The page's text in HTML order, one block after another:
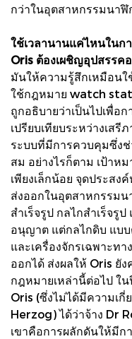
กว่าในอุตสาหกรรมนาฬิ
ใช้เวลานานแค่ไหนในก
Oris ต้องเผชิญอุปสรรค
มันให้ความรู้สึกเหมือนใ
ใช้กฎหมาย watch
ถูกอธิบายว่าเป็นไปเพื่อ
เปรียบเทียบระหว่างเส
ระบบที่มีการควบคุมซึ่งช่
สม อย่างไรก็ตาม เป้าห
เพียงเล็กน้อย จุดประส
ส่งออกในอุตสาหกรรม
สำเร็จรูป กลไกสำเร็จรู
อนุญาต แต่กลไกดิบ แบ
และเครื่องจักรเฉพาะท
ออกได้ ส่งผลให้ Oris ยั
กฎหมายเหล่านี้ต่อไป ใ
Oris (ซึ่งไม่ได้มีความเ
Herzog) ได้ว่าจ้าง Dr
เขาคือการผลักดันให้มี